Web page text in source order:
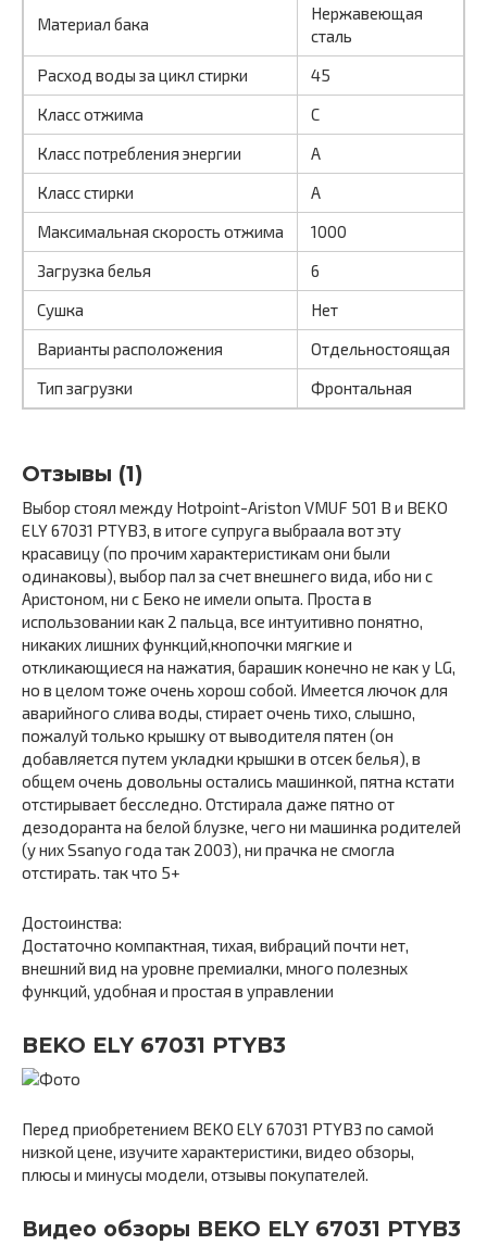
Материал бака
Нержавеющая
сталь
Расход воды за цикл стирки
45
Класс отжима
C
Класс потребления энергии
A
Класс стирки
A
Максимальная скорость отжима
1000
Загрузка белья
6
Сушка
Нет
Варианты расположения
Отдельностоящая
Тип загрузки
Фронтальная
Отзывы (1)
Выбор стоял между Hotpoint-Ariston VMUF 501 B и BEKO
ELY 67031 PTYB3, в итоге супруга выбраала вот эту
красавицу (по прочим характеристикам они были
одинаковы), выбор пал за счет внешнего вида, ибо ни с
Аристоном, ни с Беко не имели опыта. Проста в
использовании как 2 пальца, все интуитивно понятно,
никаких лишних функций,кнопочки мягкие и
откликающиеся на нажатия, барашик конечно не как у LG,
но в целом тоже очень хорош собой. Имеется лючок для
аварийного слива воды, стирает очень тихо, слышно,
пожалуй только крышку от выводителя пятен (он
добавляется путем укладки крышки в отсек белья), в
общем очень довольны остались машинкой, пятна кстати
отстирывает бесследно. Отстирала даже пятно от
дезодоранта на белой блузке, чего ни машинка родителей
(у них Ssanyo года так 2003), ни прачка не смогла
отстирать. так что 5+
Достоинства:
Достаточно компактная, тихая, вибраций почти нет,
внешний вид на уровне премиалки, много полезных
функций, удобная и простая в управлении
BEKO ELY 67031 PTYB3
Перед приобретением BEKO ELY 67031 PTYB3 по самой
низкой цене, изучите характеристики, видео обзоры,
плюсы и минусы модели, отзывы покупателей.
Видео обзоры BEKO ELY 67031 PTYB3